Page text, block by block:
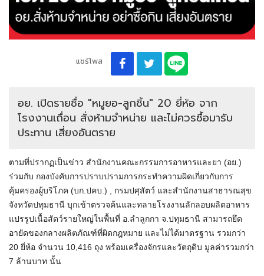
แชร์โพส
อย. เปิดรายชื่อ "หมูยอ-ลูกชิ้น" 20 ยี่ห้อ จาก
โรงงานเถื่อน สั่งห้ามจำหน่าย และไม่ควรซื้อมารับ
ประทาน เสี่ยงอันตราย
ตามที่ปรากฏเป็นข่าว สำนักงานคณะกรรมการอาหารและยา (อย.)
ร่วมกับ กองบังคับการปราบปรามการกระทำความผิดเกี่ยวกับการ
คุ้มครองผู้บริโภค (บก.ปคบ.) , กรมปศุสัตว์ และสำนักงานสาธารณสุข
จังหวัดปทุมธานี บุกเข้าตรวจค้นและทลายโรงงานลักลอบผลิตอาหาร
แปรรูปเนื้อสัตว์รายใหญ่ในพื้นที่ อ.ลำลูกกา จ.ปทุมธานี สามารถยึด
อายัดของกลางผลิตภัณฑ์ที่ผิดกฎหมาย และไม่ได้มาตรฐาน รวมกว่า
20 ยี่ห้อ จำนวน 10,416 ถุง พร้อมเครื่องจักรและวัตถุดิบ มูลค่ารวมกว่า
7 ล้านบาท นั้น